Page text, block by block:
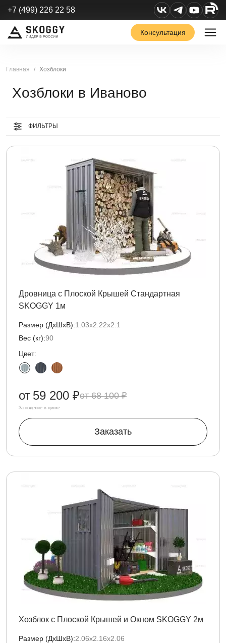
+7 (499) 226 22 58
Консультация
Главная Хозблоки
Хозблоки в Иваново
ФИЛЬТРЫ
Дровница с Плоской Крышей Стандартная
SKOGGY 1м
Размер (ДxШxВ):1.03х2.22х2.1
Вес (кг):90
Цвет:
68 100 ₽
от 59 200 ₽
За изделие в цинке
Заказать
Хозблок с Плоской Крышей и Окном SKOGGY 2м
Размер (ДxШxВ):2.06х2.16х2.06